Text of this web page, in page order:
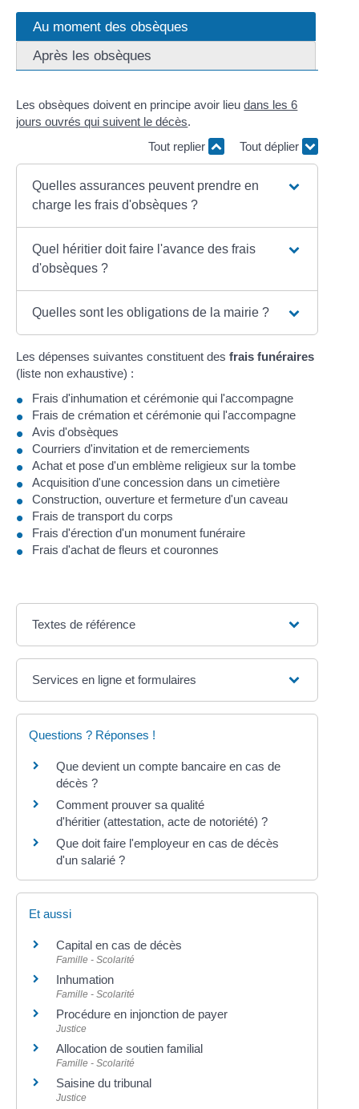
Au moment des obsèques
Après les obsèques
Les obsèques doivent en principe avoir lieudans les 6
jours ouvrés qui suivent le décès.
Tout replier
Tout déplier
Quelles assurances peuvent prendre en
charge les frais d'obsèques ?
Quel héritier doit faire l'avance des frais
d'obsèques ?
Quelles sont les obligations de la mairie ?
Les dépenses suivantes constituent desfrais funéraires
(liste non exhaustive) :
Frais d'inhumation et cérémonie qui l'accompagne
Frais de crémation et cérémonie qui l'accompagne
Avis d'obsèques
Courriers d'invitation et de remerciements
Achat et pose d'un emblème religieux sur la tombe
Acquisition d'une concession dans un cimetière
Construction, ouverture et fermeture d'un caveau
Frais de transport du corps
Frais d'érection d'un monument funéraire
Frais d'achat de fleurs et couronnes
Textes de référence
Services en ligne et formulaires
Questions ? Réponses !
Que devient un compte bancaire en cas de
décès ?
Comment prouver sa qualité
d'héritier (attestation, acte de notoriété) ?
Que doit faire l'employeur en cas de décès
d'un salarié ?
Et aussi
Capital en cas de décès
Famille - Scolarité
Inhumation
Famille - Scolarité
Procédure en injonction de payer
Justice
Allocation de soutien familial
Famille - Scolarité
Saisine du tribunal
Justice